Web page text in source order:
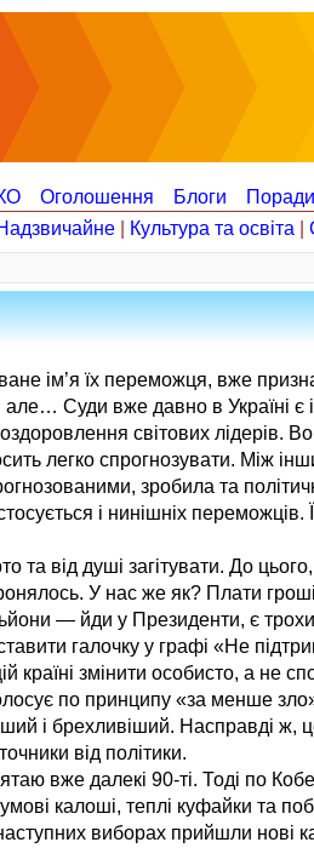
Оголошення Блоги Поради
Культура та освіта
ім’я їх переможця, вже
Суди вже давно в Україні є
світових лідерів.
легко спрогнозувати. Між
зробила та
і нинішніх
та від душі загітувати. До
У нас же як? Плати
— йди у Президенти, є
ставити галочку у графі «Не
змінити особисто, а не
по принципу «за менше
і брехливіший. Насправді ж,
від політики.
вже далекі 90‑ті. Тоді по
калоші, теплі куфайки та
виборах прийшли нові